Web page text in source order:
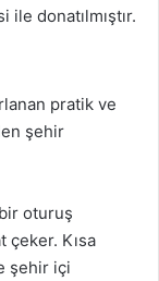
donatılmıştır.
pratik ve
şehir
oturuş
çeker. Kısa
şehir içi